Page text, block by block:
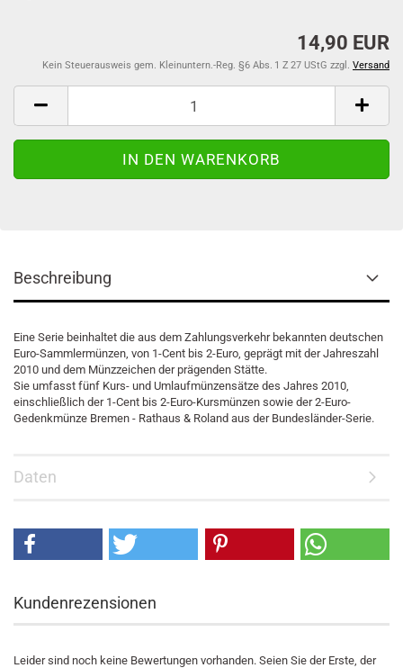
14,90 EUR
Kein Steuerausweis gem. Kleinuntern.-Reg. §6 Abs. 1 Z 27 UStG zzgl. Versand
Beschreibung
Eine Serie beinhaltet die aus dem Zahlungsverkehr bekannten deutschen
Euro-Sammlermünzen, von 1-Cent bis 2-Euro, geprägt mit der Jahreszahl
2010 und dem Münzzeichen der prägenden Stätte.
Sie umfasst fünf Kurs- und Umlaufmünzensätze des Jahres 2010,
einschließlich der 1-Cent bis 2-Euro-Kursmünzen sowie der 2-Euro-
Gedenkmünze Bremen - Rathaus & Roland aus der Bundesländer-Serie.
Daten
Kundenrezensionen
Leider sind noch keine Bewertungen vorhanden. Seien Sie der Erste, der